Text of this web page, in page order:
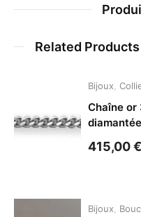
Related
Bijoux
Chaîne
415,00€
Bijoux